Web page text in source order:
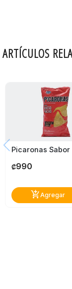
ARTÍCULOS
₡990
add_shopping_cartAgregar